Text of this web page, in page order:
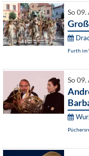
So
Furth im
So